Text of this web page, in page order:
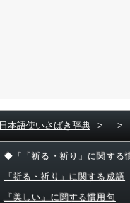
日本語使いさばき辞典 > >
◆「「祈る・祈り」に関する
「祈る・祈り」に関する成語
「美しい」に関する慣用句